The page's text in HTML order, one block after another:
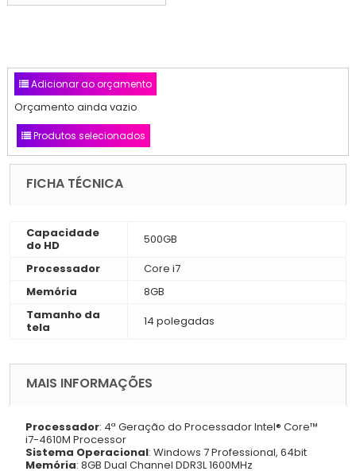
Adicionar ao orçamento
Orçamento ainda vazio
Produtos selecionados
FICHA TÉCNICA
Capacidade
do HD
500GB
Processador
Core i7
Memória
8GB
Tamanho da
tela
14 polegadas
MAIS INFORMAÇÕES
Processador: 4ª Geração do Processador Intel® Core™
i7-4610M Processor
Sistema Operacional: Windows 7 Professional, 64bit
Memória: 8GB Dual Channel DDR3L 1600MHz